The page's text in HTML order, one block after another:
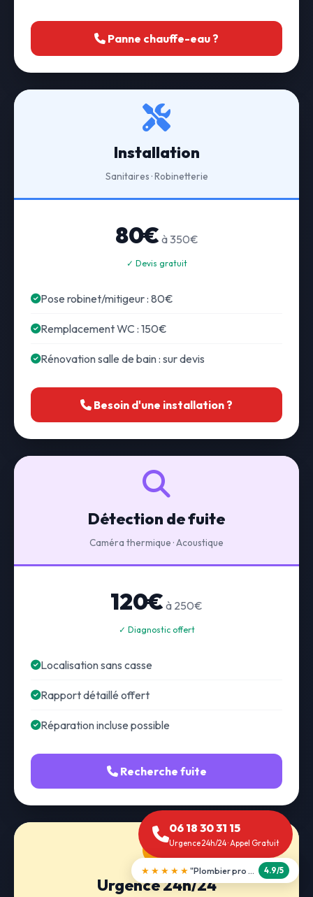
Panne chauffe-eau ?
Installation
Sanitaires · Robinetterie
80€ à 350€
✓ Devis gratuit
Pose robinet/mitigeur : 80€
Remplacement WC : 150€
Rénovation salle de bain : sur devis
Besoin d'une installation ?
Détection de fuite
Caméra thermique · Acoustique
120€ à 250€
✓ Diagnostic offert
Localisation sans casse
Rapport détaillé offert
Réparation incluse possible
Recherche fuite
Urgence 24h/24
06 18 30 31 15
Urgence 24h/24 · Appel Gratuit
★★★★★ "Débouchage WC en 30 min" 5.0/5